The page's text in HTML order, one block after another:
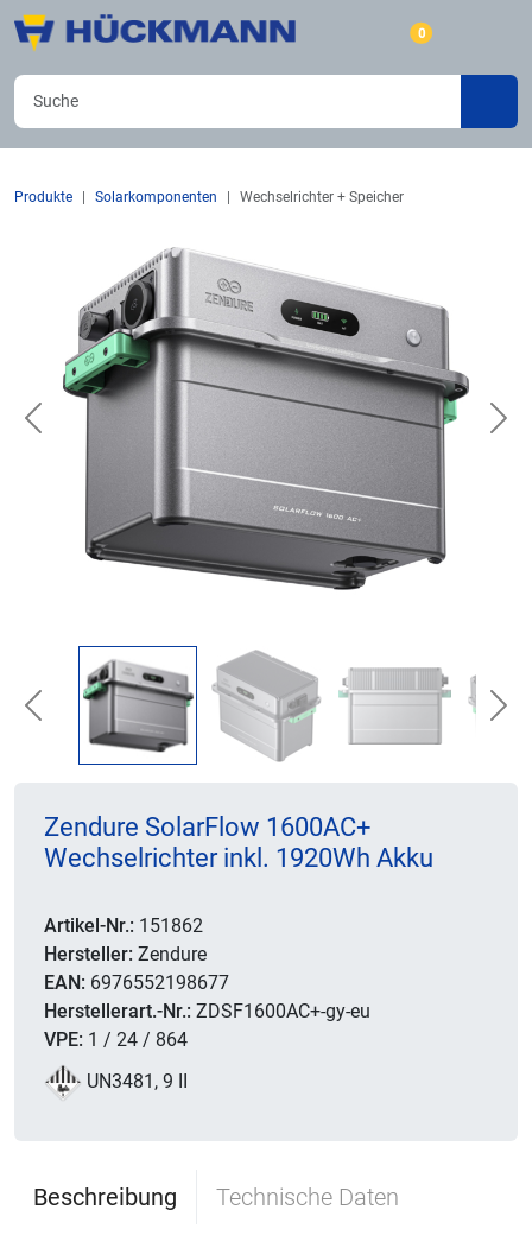
0
Produkte Solarkomponenten Wechselrichter + Speicher
Previous
Previous
Zendure SolarFlow 1600AC+
Wechselrichter inkl. 1920Wh Akku
Artikel-Nr.: 151862
Hersteller: Zendure
EAN: 6976552198677
Herstellerart.-Nr.: ZDSF1600AC+-gy-eu
VPE: 1 / 24 / 864
UN3481, 9 II
Beschreibung Technische Daten